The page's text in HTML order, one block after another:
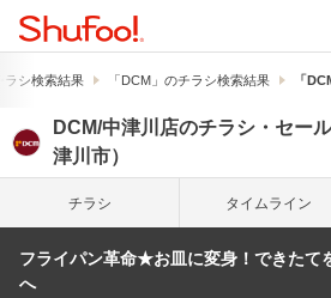
ラシ検索結果 「DCM」のチラシ検索結果 「
DCM/中津川店のチラシ・セー
津川市）
チラシ タイム ライン
フライパン革命★お皿に変身！できたて
へ